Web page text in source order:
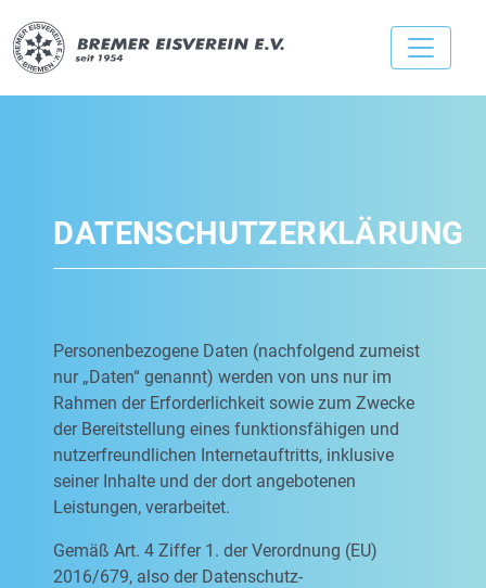
DATENSCHUTZERKLÄRUNG
Personenbezogene Daten (nachfolgend zumeist
nur „Daten“ genannt) werden von uns nur im
Rahmen der Erforderlichkeit sowie zum Zwecke
der Bereitstellung eines funktionsfähigen und
nutzerfreundlichen Internetauftritts, inklusive
seiner Inhalte und der dort angebotenen
Leistungen, verarbeitet.
Gemäß Art. 4 Ziffer 1. der Verordnung (EU)
2016/679, also der Datenschutz-